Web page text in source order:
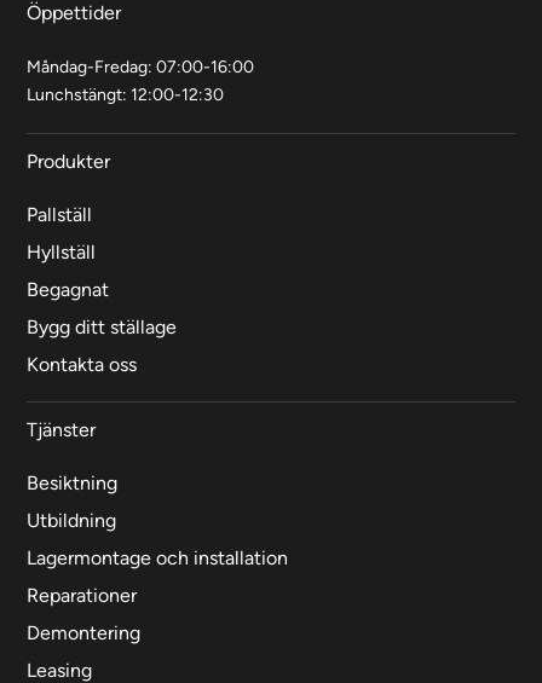
Öppettider
Måndag-Fredag: 07:00-16:00
Lunchstängt: 12:00-12:30
Produkter
Pallställ
Hyllställ
Begagnat
Bygg ditt ställage
Kontakta oss
Tjänster
Besiktning
Utbildning
Lagermontage och installation
Reparationer
Demontering
Leasing